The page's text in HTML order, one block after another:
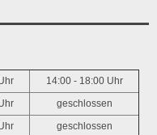
14:00 - 18:00 Uhr
geschlossen
geschlossen